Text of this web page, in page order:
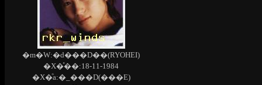
�m�W:�d���D��(RYOHEI)
�X�ͤ��:18-11-1984
�X�ͦa:�_���D(���E)